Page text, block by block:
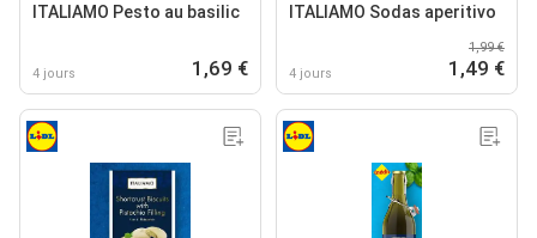
ITALIAMO Pesto au basilic
4 jours 1,69 €
ITALIAMO Sodas aperitivo
4 jours
1,99 €
1,49 €